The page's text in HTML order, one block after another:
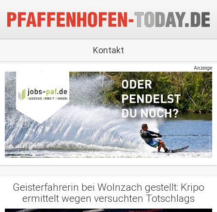
Kontakt
Anzeige
Geisterfahrerin bei Wolnzach gestellt: Kripo
ermittelt wegen versuchten Totschlags